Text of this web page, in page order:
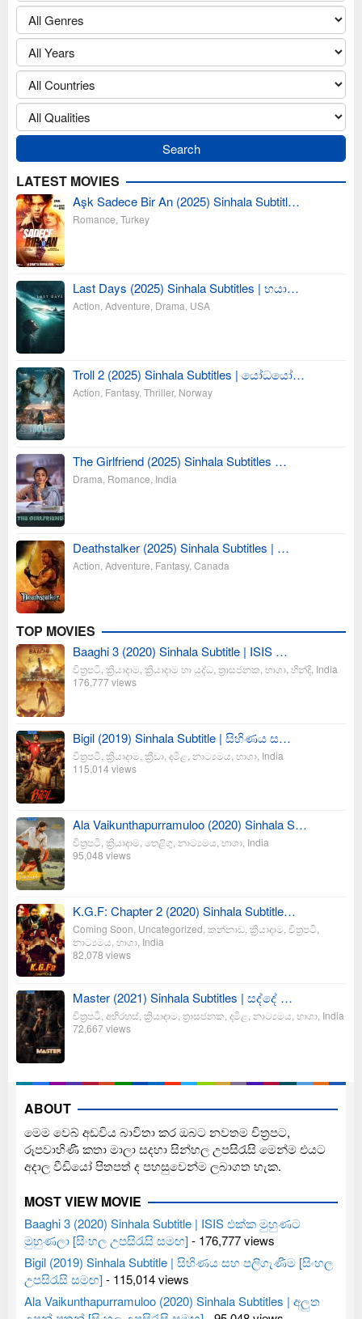
LATEST MOVIES
Aşk Sadece Bir An (2025) Sinhala Subtitl…
Romance Turkey
Last Days (2025) Sinhala Subtitles | භයා…
Action Adventure Drama USA
Troll 2 (2025) Sinhala Subtitles | යෝධයෝ…
Action Fantasy, Thriller, Norway
The Girlfriend (2025) Sinhala Subtitles …
Drama Romance India
Deathstalker (2025) Sinhala Subtitles | …
Action Adventure Fantasy, Canada
TOP MOVIES
Baaghi 3 (2020) Sinhala Subtitle | ISIS …
චිත්‍රපටි ක්‍රියාදාම ක්‍රියාදාම හා යුද්ධ ත්‍රාසජනක භාශා හින්දි India
176,777 views
Bigil (2019) Sinhala Subtitle | සිහිණය ස…
චිත්‍රපටි ක්‍රියාදාම ක්‍රීඩා දමිළ නාට්‍යමය භාශා India
115,014 views
Ala Vaikunthapurramuloo (2020) Sinhala S…
චිත්‍රපටි ක්‍රියාදාම තෙළිගු නාට්‍යමය භාශා India
95,048 views
K.G.F: Chapter 2 (2020) Sinhala Subtitle…
Coming Soon Uncategorized කන්නාඩ ක්‍රියාදාම චිත්‍රපටි
නාට්‍යමය භාශා India
82,078 views
Master (2021) Sinhala Subtitles | සද්දේ …
චිත්‍රපටි අභිරහස් ක්‍රියාදාම ත්‍රාසජනක දමිළ නාට්‍යමය භාශා India
72,667 views
ABOUT
මෙම වෙබ් අඩවිය බාවිතා කර ඔබට නවතම චිත්‍රපට,
රූපවාහිණී කතා මාලා සදහා සින්හල උපසිරැසි මෙන්ම එයට
අදාල වීඩියෝ පිතපත් ද පහසුවෙන්ම ලබාගත හැක.
MOST VIEW MOVIE
Baaghi 3 (2020) Sinhala Subtitle | ISIS එක්ක මුහුණට
මුහුණලා [සිංහල උපසිරැසි සමඟ]- 176,777 views
Bigil (2019) Sinhala Subtitle | සිහිණය සහ පලිගැණීම [සිංහල
උපසිරැසි සමඟ]- 115,014 views
Ala Vaikunthapurramuloo (2020) Sinhala Subtitles | අලුත